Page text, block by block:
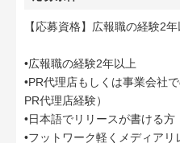
【応募資格】広報職の経験2年
•広報職の経験2年以上
•PR代理店もしくは事業会社
PR代理店経験）
•日本語でリリースが書ける方
•フットワーク軽くメディア